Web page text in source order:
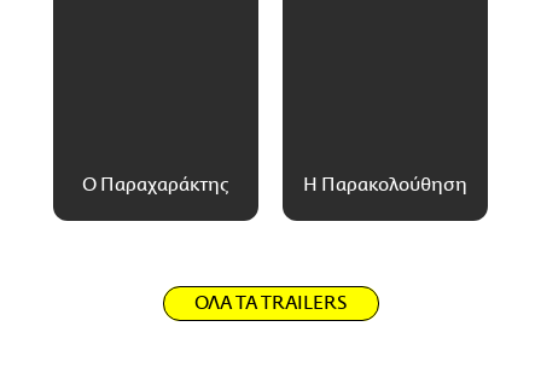
Ο Παραχαράκτης Η Παρακολούθηση
ΟΛΑ ΤΑ TRAILERS